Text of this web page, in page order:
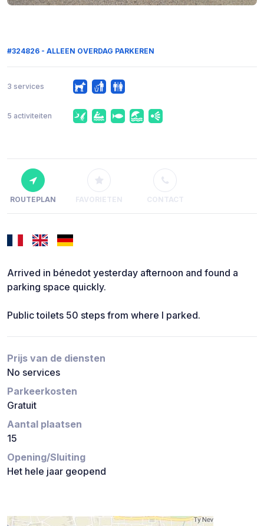
#324826 - ALLEEN OVERDAG PARKEREN
3 services
5 activiteiten
ROUTEPLAN FAVORIETEN CONTACT
Arrived in bénedot yesterday afternoon and found a
parking space quickly.
Public toilets 50 steps from where I parked.
Prijs van de diensten
No services
Parkeerkosten
Gratuit
Aantal plaatsen
15
Opening/Sluiting
Het hele jaar geopend